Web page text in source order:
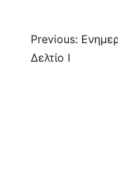
Previous:
Δελτίο Ι